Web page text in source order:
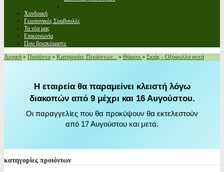
Χονδρική
Γεωπονικές Συμβουλές
Τα νέα μας
Επικοινωνία
Που βρισκόμαστε
Αρχική » Προϊόντα » Κατηγορίες Προϊόντων... » Θάμνοι » Σκιάς - Οξύφυλλα φυτά
Η εταιρεία θα παραμείνει κλειστή λόγω
διακοπών από 9 μέχρι και 16 Αυγούστου.
Οι παραγγελίες που θα προκύψουν θα εκτελεστούν
από 17 Αυγούστου και μετά.
κατηγορίες προιόντων